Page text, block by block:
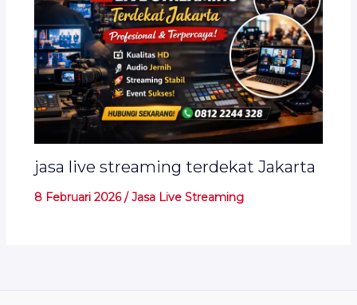
jasa live streaming terdekat Jakarta
8 Februari 2026/Jasa Live Streaming